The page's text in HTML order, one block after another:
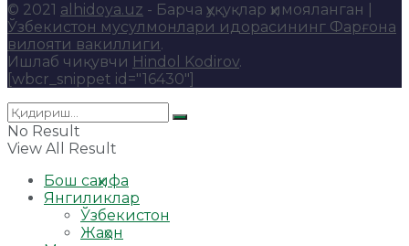
© 2021 alhidoya.uz - Барча ҳуқуқлар ҳимояланган |
Ўзбекистон мусулмонлари идорасининг Фарғона
вилояти вакиллиги.
Ишлаб чиқувчи Hindol Kodirov.
[wbcr_snippet id="16430"]
No Result
View All Result
Бош саҳифа
Янгиликлар
Ўзбекистон
Жаҳон